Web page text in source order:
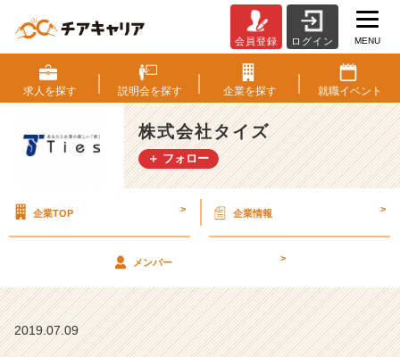
ず
行
動
【株
式
会
ズ
イ
会員登録 ログイン MENU
求人を探す 説明会を探す 企業を探す 就職イベント
株式会社タイズ
＋ フォロー
企業TOP > 企業情報 >
メンバー >
2019.07.09